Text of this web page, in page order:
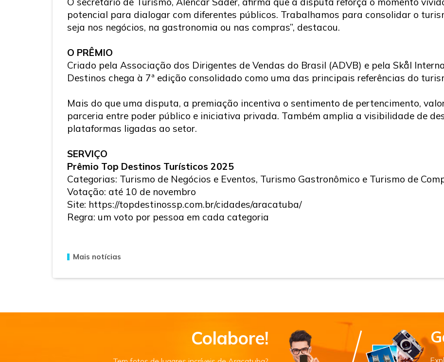
potencial para dialogar com diferentes públicos. Trabalhamos para consolidar o
seja nos negócios, na gastronomia ou nas compras”, destacou.
O PRÊMIO
Criado pela Associação dos Dirigentes de Vendas do Brasil (ADVB) e pela Skål
Destinos chega à 7ª edição consolidado como uma das principais referências do
Mais do que uma disputa, a premiação incentiva o sentimento de pertencimento,
parceria entre poder público e iniciativa privada. Também amplia a visibilidade de
plataformas ligadas ao setor.
SERVIÇO
Prêmio Top Destinos Turísticos 2025
Categorias: Turismo de Negócios e Eventos, Turismo Gastronômico e Turismo de
Votação: até 10 de novembro
Site: https://topdestinossp.com.br/cidades/aracatuba/
Regra: um voto por pessoa em cada categoria
Mais notícias
Colabore!